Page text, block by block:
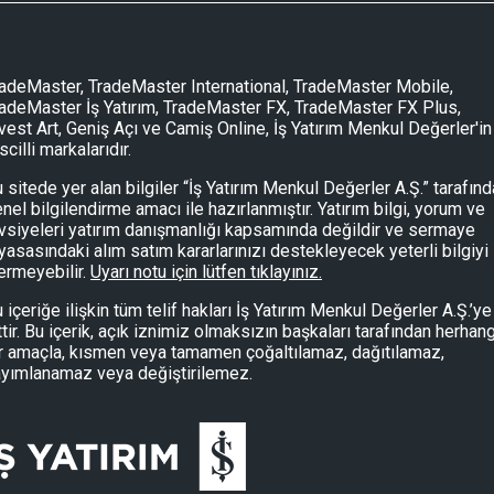
Açıklanan Kar Rakamları 07/08/2026
Teknik Bülten 07/08/2026
Piyasalarda Bugün 07/08/2026
Açıklanan Kar Rakamları 07/08/2026
Teknik Bülten 07/08/2026
TradeMaster International, TradeMaster Mobile,
İş Yatırım, TradeMaster FX, TradeMaster FX Plus,
Art, Geniş Açı ve Camiş Online, İş Yatırım Menkul Değerler'in
markalarıdır.
sitede yer alan bilgiler “İş Yatırım Menkul Değerler A.Ş.”
bilgilendirme amacı ile hazırlanmıştır. Yatırım bilgi, yorum ve
yatırım danışmanlığı kapsamında değildir ve sermaye
alım satım kararlarınızı destekleyecek yeterli bilgiyi
Uyarı notu için lütfen tıklayınız.
içeriğe ilişkin tüm telif hakları İş Yatırım Menkul Değerler A.Ş.’ye
Bu içerik, açık iznimiz olmaksızın başkaları tarafından
amaçla, kısmen veya tamamen çoğaltılamaz, dağıtılamaz,
veya değiştirilemez.